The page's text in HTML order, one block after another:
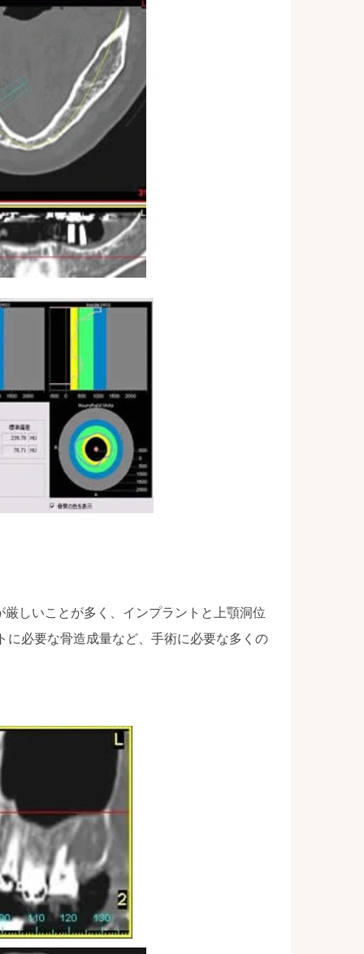
しいことが多く、インプラントと上顎洞位
必要な骨造成量など、手術に必要な多くの